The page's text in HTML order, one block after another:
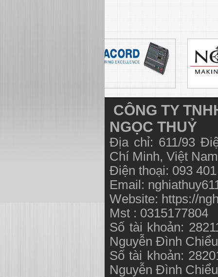
CÔNG TY
NGỌC THUỶ
Địa chỉ: 611/93
Chí Minh, Việt
Điện thoại: 093
Email:
Website: https://
Mst : 0315177804
Số tài khoản:
Nguyễn Đình
Số tài khoản:
Nguyễn Đình